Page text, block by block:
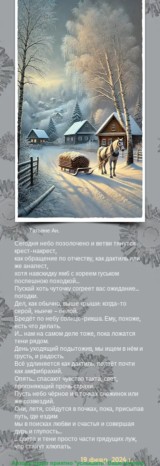
Татьяне Ан.
Сегодня небо позолочено и ветви тянутся
крест-накрест,
как обращение по отчеству, как дактиль или
же анапест,
хотя навскидку ямб с хореем гуськом
поспешною походкой…
Пускай хоть чуточку согреет вас ожидание…
погодки.
Дел, как обычно, выше крыши: когда-то
серой, нынче – белой.
Бредёт по небу солнце-рикша. Ему, похоже,
есть что делать.
И… нам на самом деле тоже, пока ложатся
тени рядом.
День уходящий подытожив, мы ищем в нём и
грусть, и радость.
Всё удлиняется как дактиль, ползёт почти
как амфибрахий.
Опять… спасают чувство такта, свет,
прогоняющий прочь страхи.
Пусть небо чёрное и в точках снежинок или
же созвездий.
Они, летя, сойдутся в почках, пока, присыпав
путь, где ездим
мы в поисках любви и счастья и совершая
дурь и глупость…
… цвета и тени просто части грядущих луж,
что станут хлюпать.
19 февр. 2024 г.
Автору будет приятно "услышать" Ваше мнение: